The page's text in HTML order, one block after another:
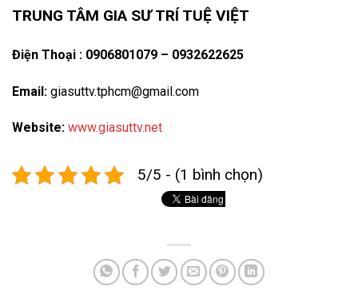
TRUNG TÂM GIA SƯ TRÍ TUỆ VIỆT
Điện Thoại : 0906801079 – 0932622625
Email: giasuttv.tphcm@gmail.com
Website: www.giasuttv.net
5/5 - (1 bình chọn)